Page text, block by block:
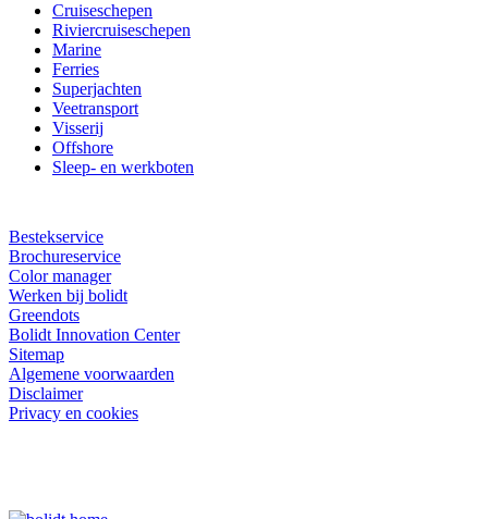
Cruiseschepen
Riviercruiseschepen
Marine
Ferries
Superjachten
Veetransport
Visserij
Offshore
Sleep- en werkboten
Bestekservice
Brochureservice
Color manager
Werken bij bolidt
Greendots
Bolidt Innovation Center
Sitemap
Algemene voorwaarden
Disclaimer
Privacy en cookies